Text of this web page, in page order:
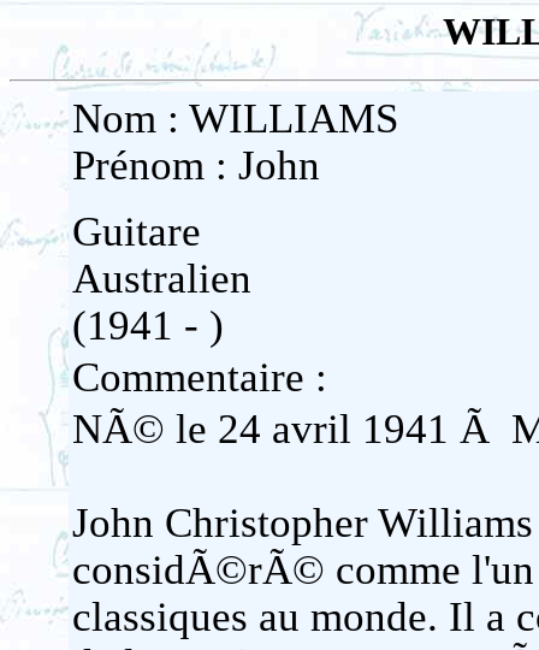
Nom : WILLIAMS
Prénom : John
Guitare
Australien
(1941 - )
Commentaire :
NÃ© le 24 avril 1941 Ã
John Christopher
considÃ©rÃ© comme l'un
classiques au monde. Il a